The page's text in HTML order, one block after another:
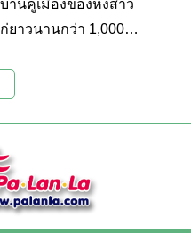
านคู่เมืองของหงสาว
ยาวนานกว่า 1,000 ปี
ระเกศาและพระ
ศพม่า